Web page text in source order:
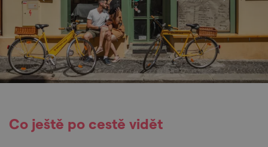
Co ještě po cestě vidět